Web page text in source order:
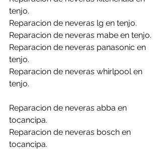
tenjo.
Reparacion de neveras lg en tenjo.
Reparacion de neveras mabe en tenjo.
Reparacion de neveras panasonic en
tenjo.
Reparacion de neveras whirlpool en
tenjo.
Reparacion de neveras abba en
tocancipa.
Reparacion de neveras bosch en
tocancipa.